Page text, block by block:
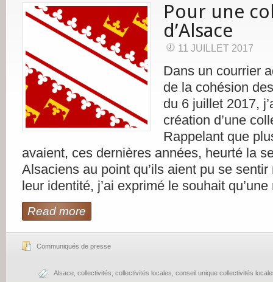
Pour une
d’Alsace
11 JUILLET 2017
Dans un courrier
de la cohésion
du 6 juillet 2017,
création d’une
Rappelant que
avaient, ces dernières années, heurté la
Alsaciens au point qu’ils aient pu se
leur identité, j’ai exprimé le souhait
Read more
Communiqués de presse
Alsace collectivités collectivités locales conseil unique collectivités